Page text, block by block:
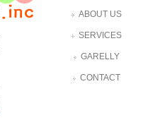
ABOUT US
SERVICES
GARELLY
CONTACT